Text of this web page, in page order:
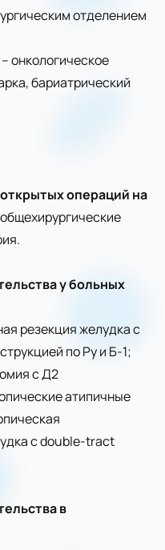
отделением
онкологическое
бариатрический
операций на
общехирургические
у больных
резекция желудка с
по Ру и Б-1;
с Д2
атипичные
с double-tract
в